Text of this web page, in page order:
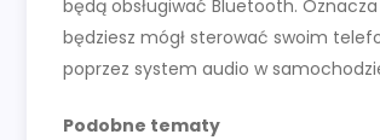
będą obsługiwać Bluetooth.
będziesz mógł sterować swoim
poprzez system audio w
Podobne tematy